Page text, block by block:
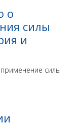
о
силы
и
силы